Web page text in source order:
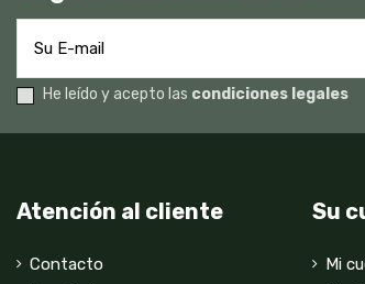
He leído y acepto las condiciones legales
Atención al cliente
Contacto
Su
Mi